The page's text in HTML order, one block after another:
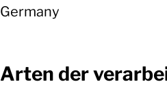
Germany
Arten der